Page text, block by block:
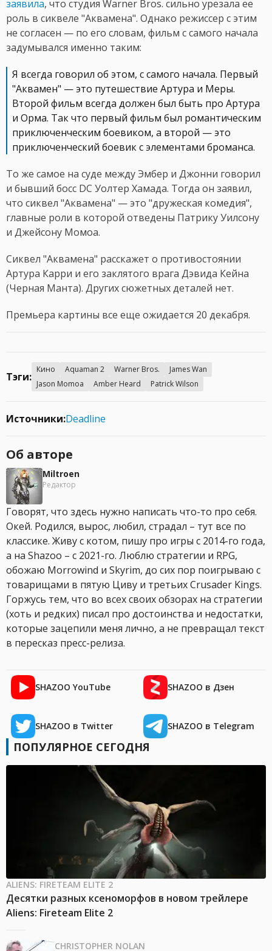
заявила, что студия Warner Bros. сильно урезала ее
роль в сиквеле "Аквамена". Однако режиссер с этим
не согласен — по его словам, фильм с самого начала
задумывался именно таким:
Я всегда говорил об этом, с самого начала. Первый
"Аквамен" — это путешествие Артура и Меры.
Второй фильм всегда должен был быть про Артура
и Орма. Так что первый фильм был романтическим
приключенческим боевиком, а второй — это
приключенческий боевик с элементами броманса.
То же самое на суде между Эмбер и Джонни говорил
и бывший босс DC Уолтер Хамада. Тогда он заявил,
что сиквел "Аквамена" — это "дружеская комедия",
главные роли в которой отведены Патрику Уилсону
и Джейсону Момоа.
Сиквел "Аквамена" расскажет о противостоянии
Артура Карри и его заклятого врага Дэвида Кейна
(Черная Манта). Других сюжетных деталей нет.
Премьера картины все еще ожидается 20 декабря.
Тэги:
Кино Aquaman 2 Warner Bros.
James Wan
Jason Momoa
Amber Heard Patrick Wilson
Источники:Deadline
Об авторе
Miltroen
Редактор
Говорят, что здесь нужно написать что-то про себя.
Окей. Родился, вырос, любил, страдал – тут все по
классике. Живу с котом, пишу про игры с 2014-го года,
а на Shazoo – с 2021-го. Люблю стратегии и RPG,
обожаю Morrowind и Skyrim, до сих пор поигрываю с
товарищами в пятую Циву и третьих Crusader Kings.
Горжусь тем, что во всех своих обзорах на стратегии
(хоть и редких) писал про достоинства и недостатки,
которые зацепили меня лично, а не превращал текст
в пересказ пресс-релиза.
SHAZOO YouTube SHAZOO в Дзен
SHAZOO в Twitter SHAZOO в Telegram
ПОПУЛЯРНОЕ СЕГОДНЯ
ALIENS: FIRETEAM ELITE 2
Десятки разных ксеноморфов в новом трейлере
Aliens: Fireteam Elite 2
CHRISTOPHER NOLAN